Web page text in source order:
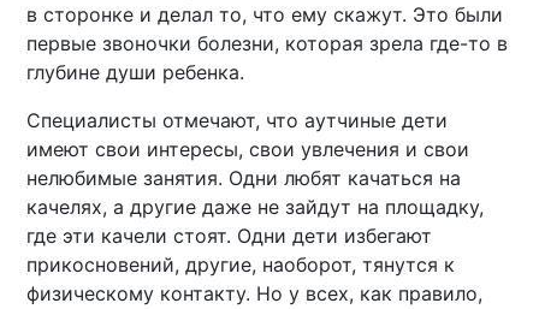
в сторонке и делал то, что ему скажут. Это были
первые звоночки болезни, которая зрела где-то в
глубине души ребенка.
Специалисты отмечают, что аутчиные дети
имеют свои интересы, свои увлечения и свои
нелюбимые занятия. Одни любят качаться на
качелях, а другие даже не зайдут на площадку,
где эти качели стоят. Одни дети избегают
прикосновений, другие, наоборот, тянутся к
физическому контакту. Но у всех, как правило,